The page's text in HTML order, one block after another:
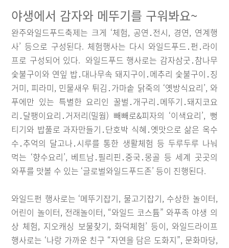
야생에서 감자와 메뚜기를 구워봐요~
완주와일드푸드축제는 크게 ‘체험, 공연․전시, 경연, 연계행
사’ 등으로 구성된다. 체험행사는 다시 와일드푸드․펀․라이
프로 구성되어 있다. 와일드푸드 행사로는 감자삼굿․참나무
숯불구이와 연잎 밥․대나무속 돼지구이․메추리 숯불구이․징
거미, 피라미, 민물새우 튀김․가마솥 닭죽의 ‘옛방식요리’, 와
푸에만 있는 특별한 요리인 꿀벌․개구리․메뚜기․돼지코요
리․달팽이요리․거저리(밀웜) 빼빼로&피자의 ‘이색요리’, 뻥
티기와 밥풀로 과자만들기․단호박 식혜․옛맛으로 삶은 옥수
수․추억의 달고나․시루를 통한 생활체험 등 두루두루 나눠
먹는 ‘향수요리’, 베트남․필리핀․중국․몽골 등 세계 곳곳의
와푸를 맛볼 수 있는 ‘글로벌와일드푸드존’ 등이 진행된다.
와일드펀 행사로는 ‘메뚜기잡기, 물고기잡기, 수상한 놀이터,
어린이 놀이터, 전래놀이터, “와일드 코스튬” 와푸족 야생 의
상 체험, 지오캐싱 보물찾기, 화덕체험’ 등이, 와일드라이프
행사로는 ‘나랑 가까운 친구 “자연을 담은 도화지”, 문화마당,